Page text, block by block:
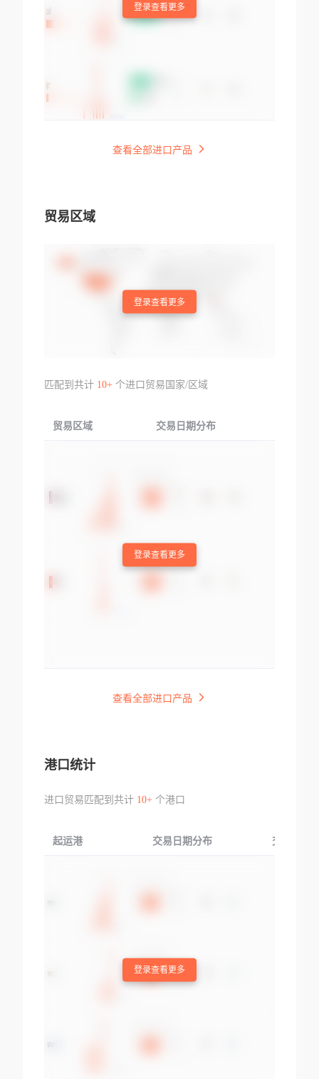
登录查看更多
查看全部进口产品
贸易区域
登录查看更多
匹配到共计 10+个进口贸易国家/区域
贸易区域 交易日期分布
登录查看更多
查看全部进口产品
港口统计
进口贸易匹配到共计 10+个港口
起运港 交易日期分布 交易产品
登录查看更多